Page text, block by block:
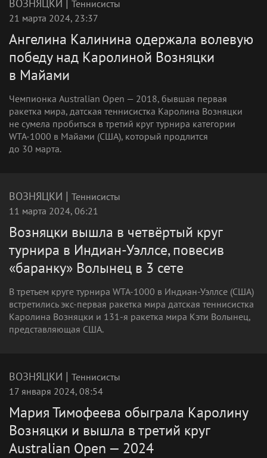
ВОЗНЯЦКИ
Теннисисты
21 марта 2024, 23:37
Ангелина Калинина одержала волевую
победу над Каролиной Возняцки
в Майами
Чемпионка Australian Open — 2018, бывшая первая
ракетка мира, датская теннисистка Каролина Возняцки
не сумела пробиться в третий круг турнира категории
WTA-1000 в Майами (США), который продлится
до 30 марта.
ВОЗНЯЦКИ | Теннисисты
11 марта 2024, 06:21
Возняцки вышла в четвёртый круг
турнира в Индиан-Уэллсе, повесив
«баранку» Волынец в 3 сете
В третьем круге турнира WTA-1000 в Индиан-Уэллсе (США)
встретились экс-первая ракетка мира датская теннисистка
Каролина Возняцки и 131-я ракетка мира Кэти Волынец,
представляющая США.
ВОЗНЯЦКИ | Теннисисты
17 января 2024, 08:54
Мария Тимофеева обыграла Каролину
Возняцки и вышла в третий круг
Australian Open — 2024